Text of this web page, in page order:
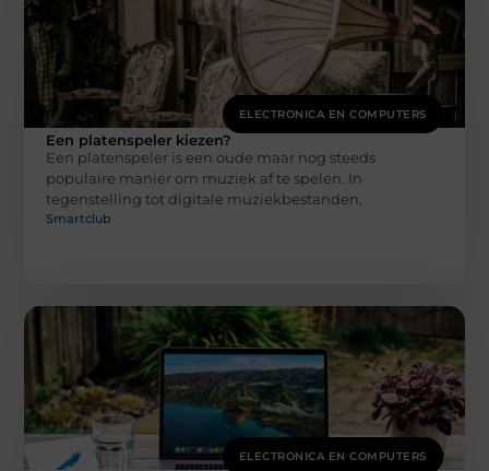
ELECTRONICA EN COMPUTERS
Een platenspeler kiezen?
Een platenspeler is een oude maar nog steeds
populaire manier om muziek af te spelen. In
tegenstelling tot digitale muziekbestanden,
Smartclub
ELECTRONICA EN COMPUTERS